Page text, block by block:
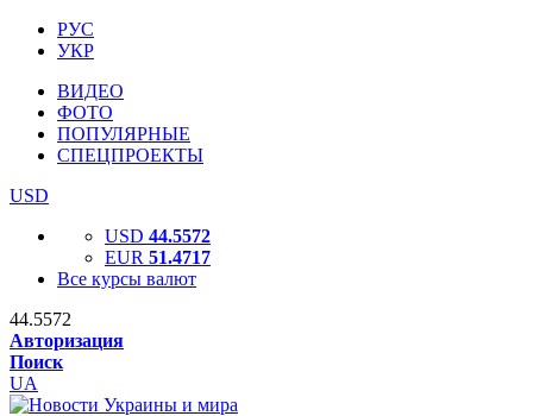
РУС
УКР
ВИДЕО
ФОТО
ПОПУЛЯРНЫЕ
СПЕЦПРОЕКТЫ
USD
USD 44.5572
EUR 51.4717
Все курсы валют
44.5572
Авторизация
Поиск
UA